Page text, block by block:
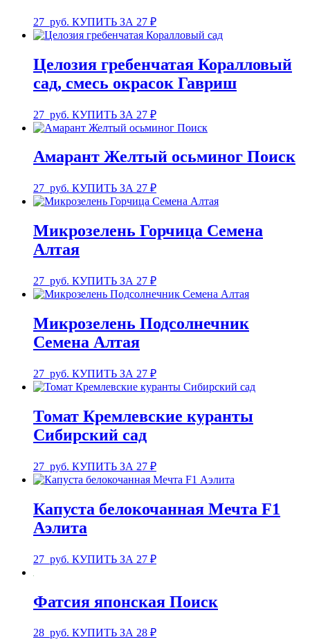
27 руб. КУПИТЬ ЗА 27 ₽
Целозия гребенчатая Коралловый
сад, смесь окрасок Гавриш
27 руб. КУПИТЬ ЗА 27 ₽
Амарант Желтый осьминог Поиск
27 руб. КУПИТЬ ЗА 27 ₽
Микрозелень Горчица Семена
Алтая
27 руб. КУПИТЬ ЗА 27 ₽
Микрозелень Подсолнечник
Семена Алтая
27 руб. КУПИТЬ ЗА 27 ₽
Томат Кремлевские куранты
Сибирский сад
27 руб. КУПИТЬ ЗА 27 ₽
Капуста белокочанная Мечта F1
Аэлита
27 руб. КУПИТЬ ЗА 27 ₽
Фатсия японская Поиск
28 руб. КУПИТЬ ЗА 28 ₽